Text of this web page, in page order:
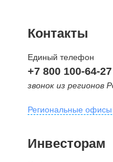
Контакты
Единый телефон
+7 800 100-64-27
звонок из регионов
Региональные
внутригородская
Инвесторам